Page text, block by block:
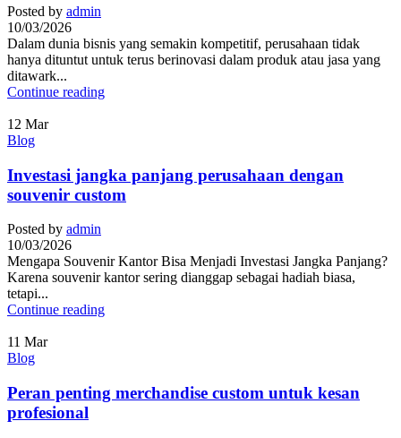
Posted by admin
10/03/2026
Dalam dunia bisnis yang semakin kompetitif, perusahaan tidak
hanya dituntut untuk terus berinovasi dalam produk atau jasa yang
ditawark...
Continue reading
12 Mar
Blog
Investasi jangka panjang perusahaan dengan
souvenir custom
Posted by admin
10/03/2026
Mengapa Souvenir Kantor Bisa Menjadi Investasi Jangka Panjang?
Karena souvenir kantor sering dianggap sebagai hadiah biasa,
tetapi...
Continue reading
11 Mar
Blog
Peran penting merchandise custom untuk kesan
profesional